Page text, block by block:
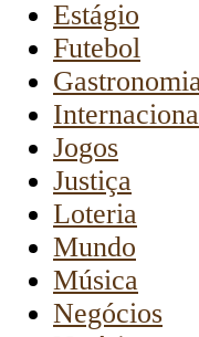
Estágio
Futebol
Gastronomia
Jogos
Justiça
Loteria
Mundo
Música
Negócios